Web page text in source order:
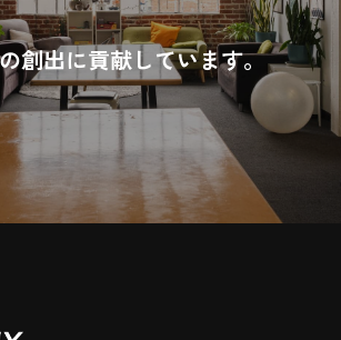
創出に貢献しています。